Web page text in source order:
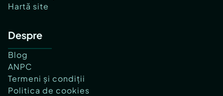
Hartă site
Despre
Blog
ANPC
Termeni și condiții
Politica de cookies